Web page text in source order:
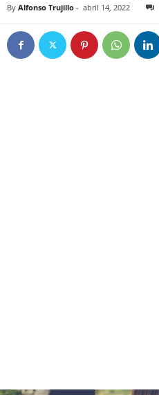
By Alfonso Trujillo - abril 14, 2022